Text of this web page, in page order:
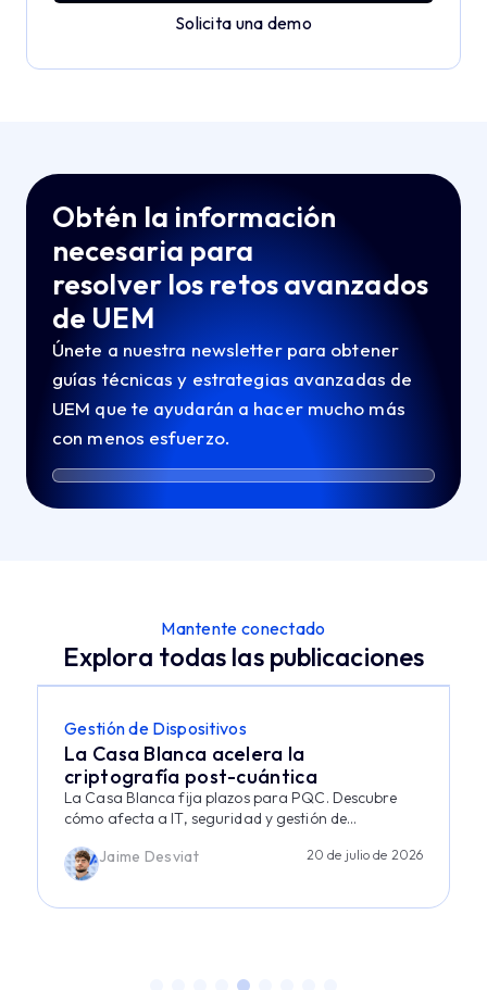
Solicita una demo
Obtén la información
necesaria para
resolver los retos avanzados
de UEM
Únete a nuestra newsletter para obtener
guías técnicas y estrategias avanzadas de
UEM que te ayudarán a hacer mucho más
con menos esfuerzo.
Mantente conectado
Explora todas las publicaciones
Gestión de Dispositivos
La Casa Blanca acelera la
criptografía post-cuántica
La Casa Blanca fija plazos para PQC. Descubre
cómo afecta a IT, seguridad y gestión de...
Jaime Desviat
20 de julio de 2026